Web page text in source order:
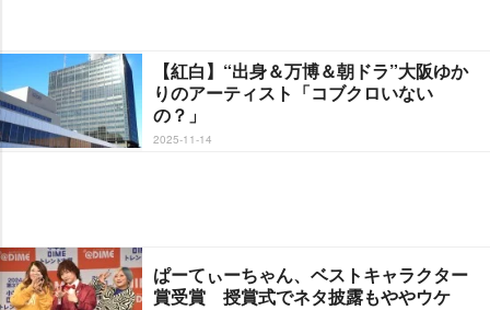
【紅白】“出身＆万博＆朝ドラ”大阪ゆか
りのアーティスト「コブクロいない
の？」
2025-11-14
ぱーてぃーちゃん、ベストキャラクター
賞受賞 授賞式でネタ披露もややウケ